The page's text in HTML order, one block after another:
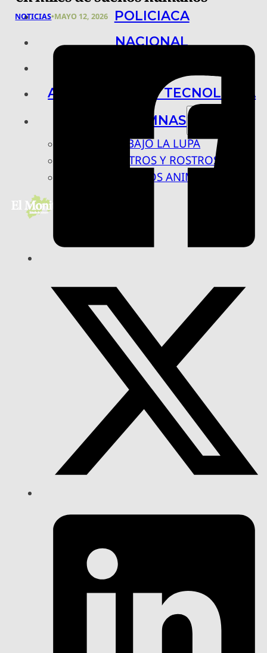
POLICIACA
NACIONAL
ARTE, CIENCIA Y TECNOLOGÍA
COLUMNAS
BAJO LA LUPA
RASTROS Y ROSTROS
VÍNCULOS ANIMALES
NOTICIAS•MAYO 12, 2026